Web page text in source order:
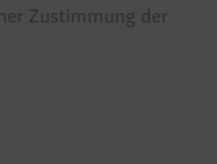
Zustimmung der